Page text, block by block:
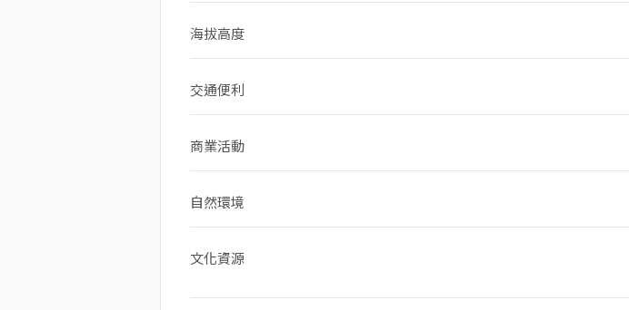
海拔高度
交通便利
商業活動
自然環境
文化資源